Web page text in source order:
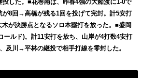
した。■花巻南は、昨春4強の大船渡に1-0で
が8回→高橋が残る1回を投げて完封。計5安打
木が決勝点となるソロ本塁打を放った。■盛岡
ールド)。計11安打を放ち、山岸が4打数4安打
及川→平林の継投で相手打線を零封した。